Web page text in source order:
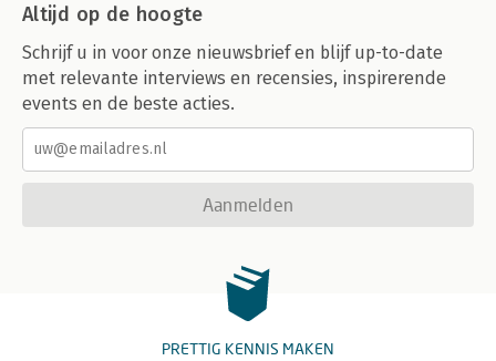
Altijd op de hoogte
Schrijf u in voor onze nieuwsbrief en blijf up-to-date
met relevante interviews en recensies, inspirerende
events en de beste acties.
Aanmelden
PRETTIG KENNIS MAKEN